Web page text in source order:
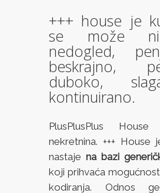
+++ house je
se može
nedogled,
beskrajno,
duboko,
kontinuirano.
PlusPlusPlus
nekretnina. +++ House
nastaje na bazi
koji prihvaća
kodiranja. Odnos